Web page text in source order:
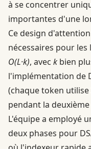
à se concentrer
importantes d'une
Ce design
nécessaires pour
O(L·k), avec k bien
l'implémentation de
(chaque token
pendant la
L'équipe a employé
deux phases pour